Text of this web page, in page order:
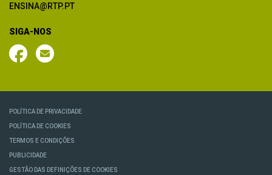
ENSINA@RTP.PT
SIGA-NOS
POLÍTICA DE PRIVACIDADE
POLÍTICA DE COOKIES
TERMOS E CONDIÇÕES
PUBLICIDADE
GESTÃO DAS DEFINIÇÕES DE COOKIES